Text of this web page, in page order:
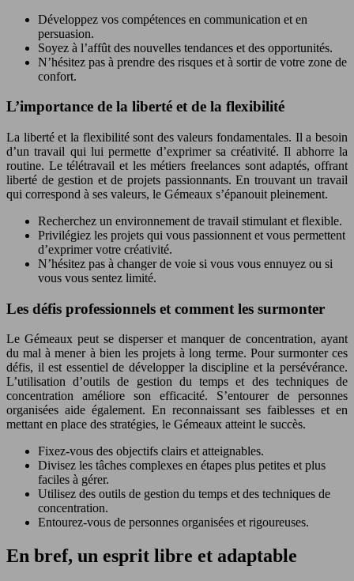
Développez vos compétences en communication et en
persuasion.
Soyez à l’affût des nouvelles tendances et des opportunités.
N’hésitez pas à prendre des risques et à sortir de votre zone de
confort.
L’importance de la liberté et de la flexibilité
La liberté et la flexibilité sont des valeurs fondamentales. Il a besoin
d’un travail qui lui permette d’exprimer sa créativité. Il abhorre la
routine. Le télétravail et les métiers freelances sont adaptés, offrant
liberté de gestion et de projets passionnants. En trouvant un travail
qui correspond à ses valeurs, le Gémeaux s’épanouit pleinement.
Recherchez un environnement de travail stimulant et flexible.
Privilégiez les projets qui vous passionnent et vous permettent
d’exprimer votre créativité.
N’hésitez pas à changer de voie si vous vous ennuyez ou si
vous vous sentez limité.
Les défis professionnels et comment les surmonter
Le Gémeaux peut se disperser et manquer de concentration, ayant
du mal à mener à bien les projets à long terme. Pour surmonter ces
défis, il est essentiel de développer la discipline et la persévérance.
L’utilisation d’outils de gestion du temps et des techniques de
concentration améliore son efficacité. S’entourer de personnes
organisées aide également. En reconnaissant ses faiblesses et en
mettant en place des stratégies, le Gémeaux atteint le succès.
Fixez-vous des objectifs clairs et atteignables.
Divisez les tâches complexes en étapes plus petites et plus
faciles à gérer.
Utilisez des outils de gestion du temps et des techniques de
concentration.
Entourez-vous de personnes organisées et rigoureuses.
En bref, un esprit libre et adaptable